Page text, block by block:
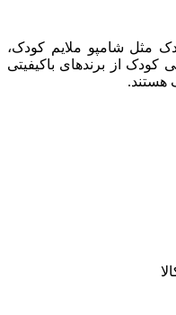
مثل شامپو ملایم کودک،
از برندهای باکیفیتی
هستند.